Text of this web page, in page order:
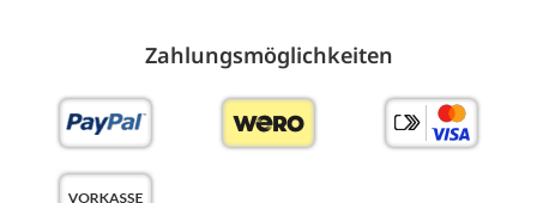
Zahlungs­möglich­keiten